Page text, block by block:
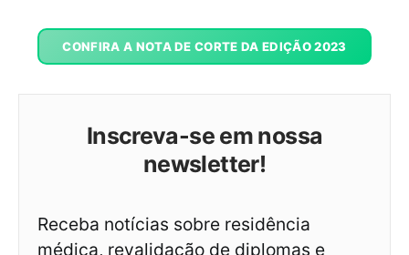
CONFIRA A NOTA DE CORTE DA EDIÇÃO 2023
Inscreva-se em nossa
newsletter!
Receba notícias sobre residência
médica, revalidação de diplomas e